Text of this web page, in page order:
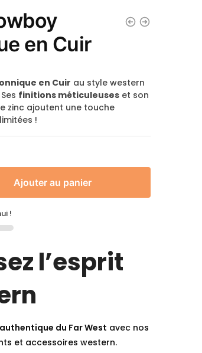
en Cuir
en Cuir au style western
finitions méticuleuseset son
zinc ajoutent une touche
!
Ajouter au panier
!
l’esprit
du Far West avec nos
et accessoires western.